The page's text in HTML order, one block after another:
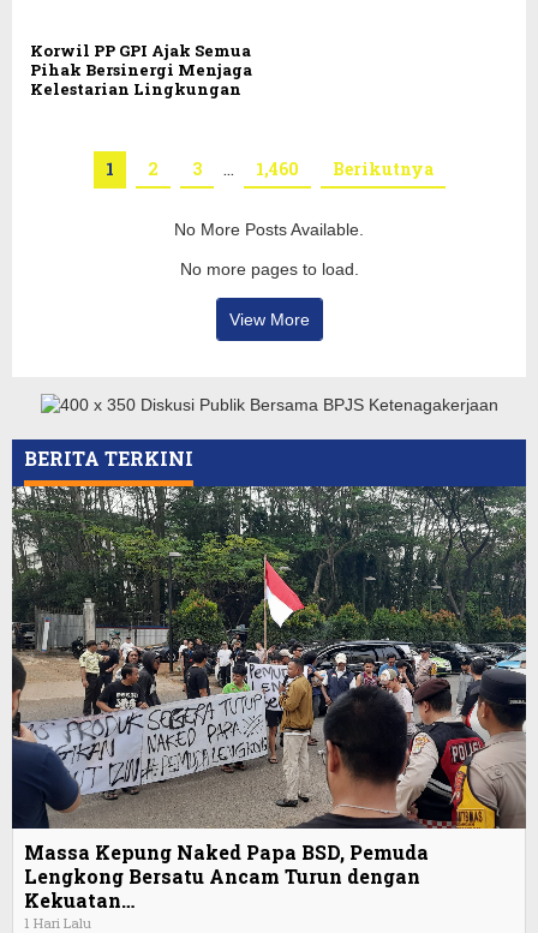
Korwil PP GPI Ajak Semua
Pihak Bersinergi Menjaga
Kelestarian Lingkungan
1 2 3 … 1,460 Berikutnya
No More Posts Available.
No more pages to load.
View More
BERITA TERKINI
Massa Kepung Naked Papa BSD, Pemuda
Lengkong Bersatu Ancam Turun dengan
Kekuatan…
1 Hari Lalu